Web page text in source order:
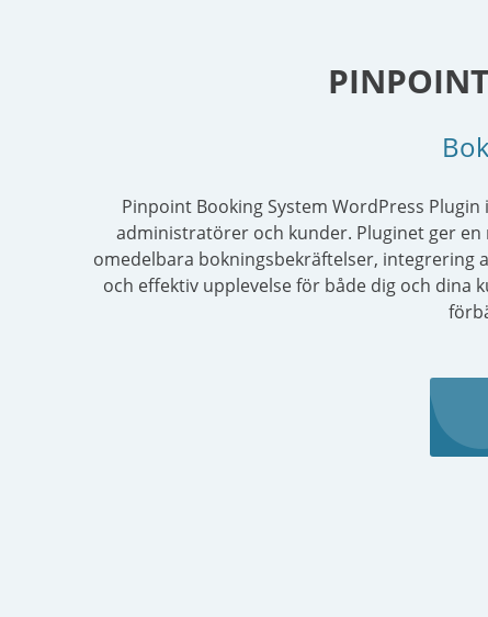
Pinpoint Booking System WordPress
administratörer och kunder. Pluginet ger
omedelbara bokningsbekräftelser, integrering
och effektiv upplevelse för både dig och